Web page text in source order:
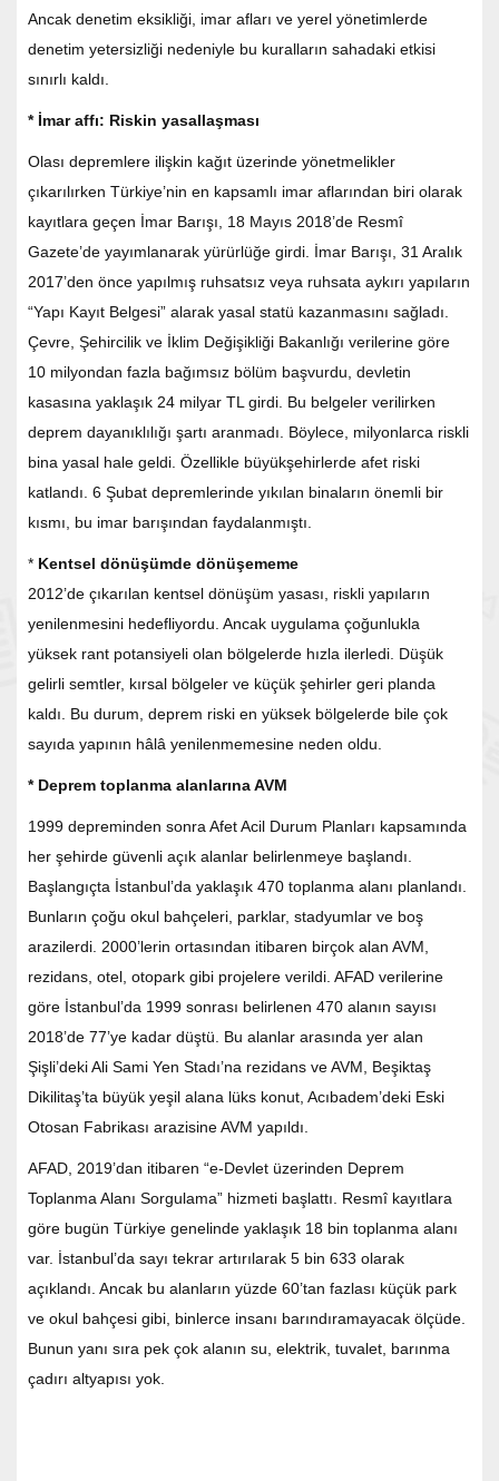
Ancak denetim eksikliği, imar afları ve yerel yönetimlerde
denetim yetersizliği nedeniyle bu kuralların sahadaki etkisi
sınırlı kaldı.
* İmar affı: Riskin yasallaşması
Olası depremlere ilişkin kağıt üzerinde yönetmelikler
çıkarılırken Türkiye’nin en kapsamlı imar aflarından biri olarak
kayıtlara geçen İmar Barışı, 18 Mayıs 2018’de Resmî
Gazete’de yayımlanarak yürürlüğe girdi. İmar Barışı, 31 Aralık
2017’den önce yapılmış ruhsatsız veya ruhsata aykırı yapıların
“Yapı Kayıt Belgesi” alarak yasal statü kazanmasını sağladı.
Çevre, Şehircilik ve İklim Değişikliği Bakanlığı verilerine göre
10 milyondan fazla bağımsız bölüm başvurdu, devletin
kasasına yaklaşık 24 milyar TL girdi. Bu belgeler verilirken
deprem dayanıklılığı şartı aranmadı. Böylece, milyonlarca riskli
bina yasal hale geldi. Özellikle büyükşehirlerde afet riski
katlandı. 6 Şubat depremlerinde yıkılan binaların önemli bir
kısmı, bu imar barışından faydalanmıştı.
* Kentsel dönüşümde dönüşememe
2012’de çıkarılan kentsel dönüşüm yasası, riskli yapıların
yenilenmesini hedefliyordu. Ancak uygulama çoğunlukla
yüksek rant potansiyeli olan bölgelerde hızla ilerledi. Düşük
gelirli semtler, kırsal bölgeler ve küçük şehirler geri planda
kaldı. Bu durum, deprem riski en yüksek bölgelerde bile çok
sayıda yapının hâlâ yenilenmemesine neden oldu.
* Deprem toplanma alanlarına AVM
1999 depreminden sonra Afet Acil Durum Planları kapsamında
her şehirde güvenli açık alanlar belirlenmeye başlandı.
Başlangıçta İstanbul’da yaklaşık 470 toplanma alanı planlandı.
Bunların çoğu okul bahçeleri, parklar, stadyumlar ve boş
arazilerdi. 2000’lerin ortasından itibaren birçok alan AVM,
rezidans, otel, otopark gibi projelere verildi. AFAD verilerine
göre İstanbul’da 1999 sonrası belirlenen 470 alanın sayısı
2018’de 77’ye kadar düştü. Bu alanlar arasında yer alan
Şişli’deki Ali Sami Yen Stadı’na rezidans ve AVM, Beşiktaş
Dikilitaş’ta büyük yeşil alana lüks konut, Acıbadem’deki Eski
Otosan Fabrikası arazisine AVM yapıldı.
AFAD, 2019’dan itibaren “e-Devlet üzerinden Deprem
Toplanma Alanı Sorgulama” hizmeti başlattı. Resmî kayıtlara
göre bugün Türkiye genelinde yaklaşık 18 bin toplanma alanı
var. İstanbul’da sayı tekrar artırılarak 5 bin 633 olarak
açıklandı. Ancak bu alanların yüzde 60’tan fazlası küçük park
ve okul bahçesi gibi, binlerce insanı barındıramayacak ölçüde.
Bunun yanı sıra pek çok alanın su, elektrik, tuvalet, barınma
çadırı altyapısı yok.